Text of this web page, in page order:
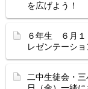
を広げよう！
６年生 ６月１
レゼンテーショ
二中生徒会・